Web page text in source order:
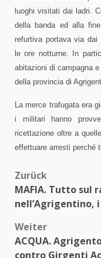
luoghi visitati dai ladri.
della banda ed alla
refurtiva portava via dai
le ore notturne. In
abitazioni di campagna
della provincia di
La merce trafugata era
i militari hanno
ricettazione oltre a
effettuare arresti perché
Zurück
MAFIA. Tutto sul
nell’Agrigentino,
Weiter
ACQUA.
contro Girgenti